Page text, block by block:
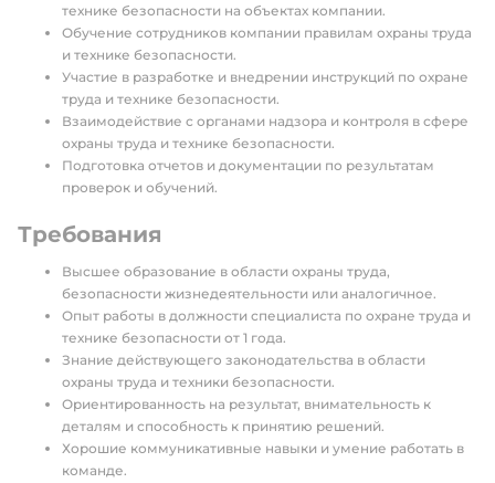
технике безопасности на объектах компании.
Обучение сотрудников компании правилам охраны труда
и технике безопасности.
Участие в разработке и внедрении инструкций по охране
труда и технике безопасности.
Взаимодействие с органами надзора и контроля в сфере
охраны труда и технике безопасности.
Подготовка отчетов и документации по результатам
проверок и обучений.
Требования
Высшее образование в области охраны труда,
безопасности жизнедеятельности или аналогичное.
Опыт работы в должности специалиста по охране труда и
технике безопасности от 1 года.
Знание действующего законодательства в области
охраны труда и техники безопасности.
Ориентированность на результат, внимательность к
деталям и способность к принятию решений.
Хорошие коммуникативные навыки и умение работать в
команде.